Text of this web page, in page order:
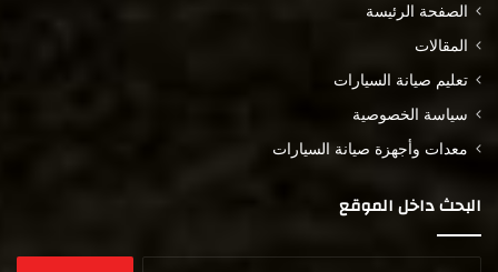
الصفحة الرئيسة
المقالات
تعليم صيانة السيارات
سياسة الخصوصية
معدات وأجهزة صيانة السيارات
البحث داخل الموقع